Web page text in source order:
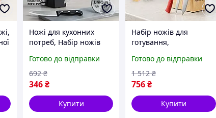
Ножі для кухонних
потреб, Набір ножів
Набір ножиків кухні KT-
36
Готово до відправки
346₴
692 ₴
Купити
Набір ножів для
готування,
ножів, Набори ножів
для кулінарних завдань
JW-61
Готово до відправки
756₴
1 512 ₴
Купити